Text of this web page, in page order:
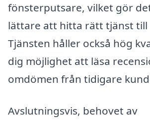
fönsterputsare, vilket gör
lättare att hitta rätt tjänst till
Tjänsten håller också hög
dig möjlighet att läsa
omdömen från tidigare
Avslutningsvis, behovet av